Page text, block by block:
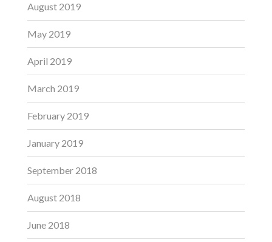
August 2019
May 2019
April 2019
March 2019
February 2019
January 2019
September 2018
August 2018
June 2018